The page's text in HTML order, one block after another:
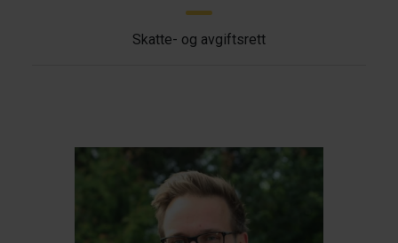
Skatte- og avgiftsrett